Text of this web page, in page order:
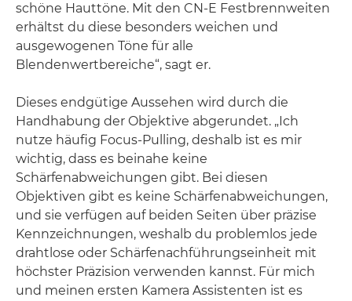
schöne Hauttöne. Mit den CN-E Festbrennweiten
erhältst du diese besonders weichen und
ausgewogenen Töne für alle
Blendenwertbereiche“, sagt er.
Dieses endgütige Aussehen wird durch die
Handhabung der Objektive abgerundet. „Ich
nutze häufig Focus-Pulling, deshalb ist es mir
wichtig, dass es beinahe keine
Schärfenabweichungen gibt. Bei diesen
Objektiven gibt es keine Schärfenabweichungen,
und sie verfügen auf beiden Seiten über präzise
Kennzeichnungen, weshalb du problemlos jede
drahtlose oder Schärfenachführungseinheit mit
höchster Präzision verwenden kannst. Für mich
und meinen ersten Kamera Assistenten ist es